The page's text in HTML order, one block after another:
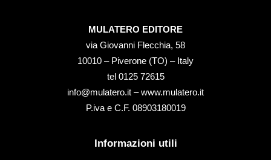
MULATERO EDITORE
via Giovanni Flecchia, 58
10010 – Piverone (TO) – Italy
tel ‭0125 72615‬
info@mulatero.it –www.mulatero.it
P.iva e C.F. 08903180019
Informazioni utili